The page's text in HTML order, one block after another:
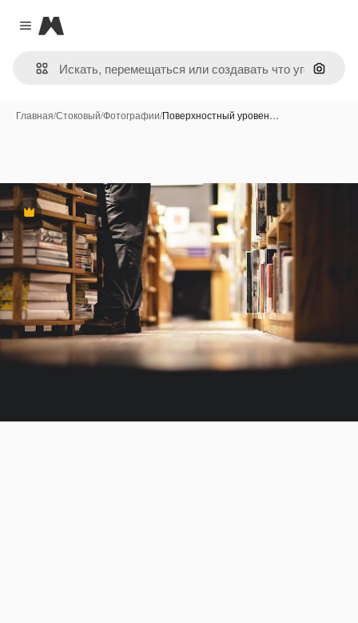
Close menu
Magnific
Поиск
Главная/Стоковый/Фотографии/Поверхностный уровен…
Премиум